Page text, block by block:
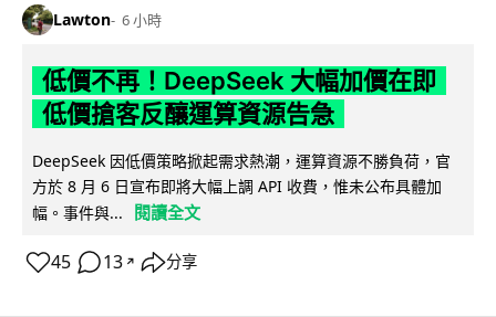
Lawton 6 小時
低價不再！DeepSeek 大幅加價在即
低價搶客反釀運算資源告急
DeepSeek 因低價策略掀起需求熱潮，運算資源不勝負荷，官
方於 8 月 6 日宣布即將大幅上調 API 收費，惟未公布具體加
幅。事件與...
閱讀全文
45 13 ↗ 分享